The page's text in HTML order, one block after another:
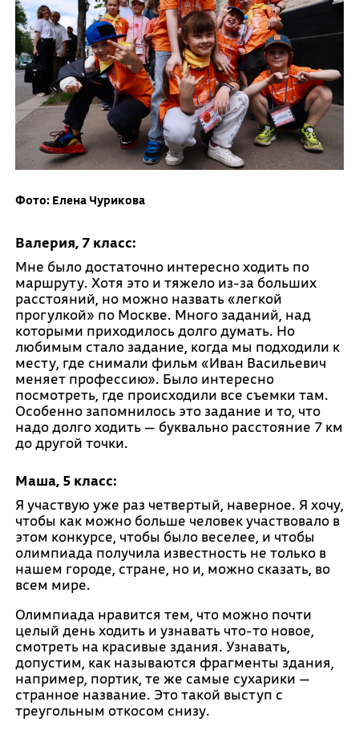
Фото: Елена Чурикова
Валерия, 7 класс:
Мне было достаточно интересно ходить по
маршруту. Хотя это и тяжело из-за больших
расстояний, но можно назвать «легкой
прогулкой» по Москве. Много заданий, над
которыми приходилось долго думать. Но
любимым стало задание, когда мы подходили к
месту, где снимали фильм «Иван Васильевич
меняет профессию». Было интересно
посмотреть, где происходили все съемки там.
Особенно запомнилось это задание и то, что
надо долго ходить — буквально расстояние 7 км
до другой точки.
Маша, 5 класс:
Я участвую уже раз четвертый, наверное. Я хочу,
чтобы как можно больше человек участвовало в
этом конкурсе, чтобы было веселее, и чтобы
олимпиада получила известность не только в
нашем городе, стране, но и, можно сказать, во
всем мире.
Олимпиада нравится тем, что можно почти
целый день ходить и узнавать что-то новое,
смотреть на красивые здания. Узнавать,
допустим, как называются фрагменты здания,
например, портик, те же самые сухарики —
странное название. Это такой выступ с
треугольным откосом снизу.